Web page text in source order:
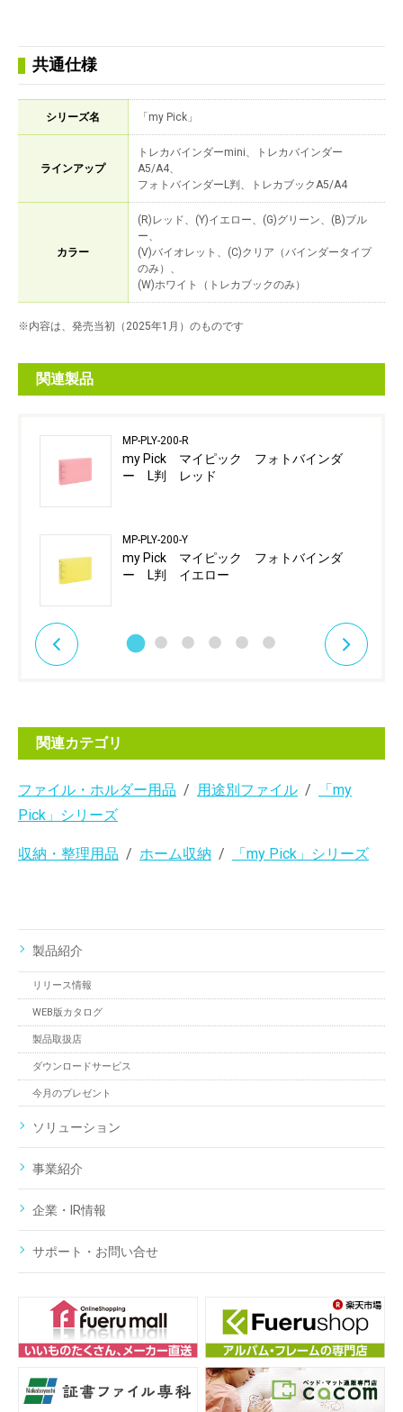
共通仕様
シリーズ名 「my Pick」
ラインアップ
トレカバインダーmini、トレカバインダー
A5/A4、
フォトバインダーL判、トレカブックA5/A4
カラー
(R)レッド、(Y)イエロー、(G)グリーン、(B)ブル
ー、
(V)バイオレット、(C)クリア（バインダータイプ
のみ）、
(W)ホワイト（トレカブックのみ）
※内容は、発売当初（2025年1月）のものです
関連製品
MP-PLY-200-R
my Pick マイピック フォトバインダ
ー L判 レッド
MP-PLY-200-Y
my Pick マイピック フォトバインダ
ー L判 イエロー
関連カテゴリ
ファイル・ホルダー用品 用途別ファイル
「my
Pick」シリーズ
収納・整理用品 ホーム収納 「my Pick」シリーズ
製品紹介
リリース情報
WEB版カタログ
製品取扱店
ダウンロードサービス
今月のプレゼント
ソリューション
事業紹介
企業・IR情報
サポート・お問い合せ